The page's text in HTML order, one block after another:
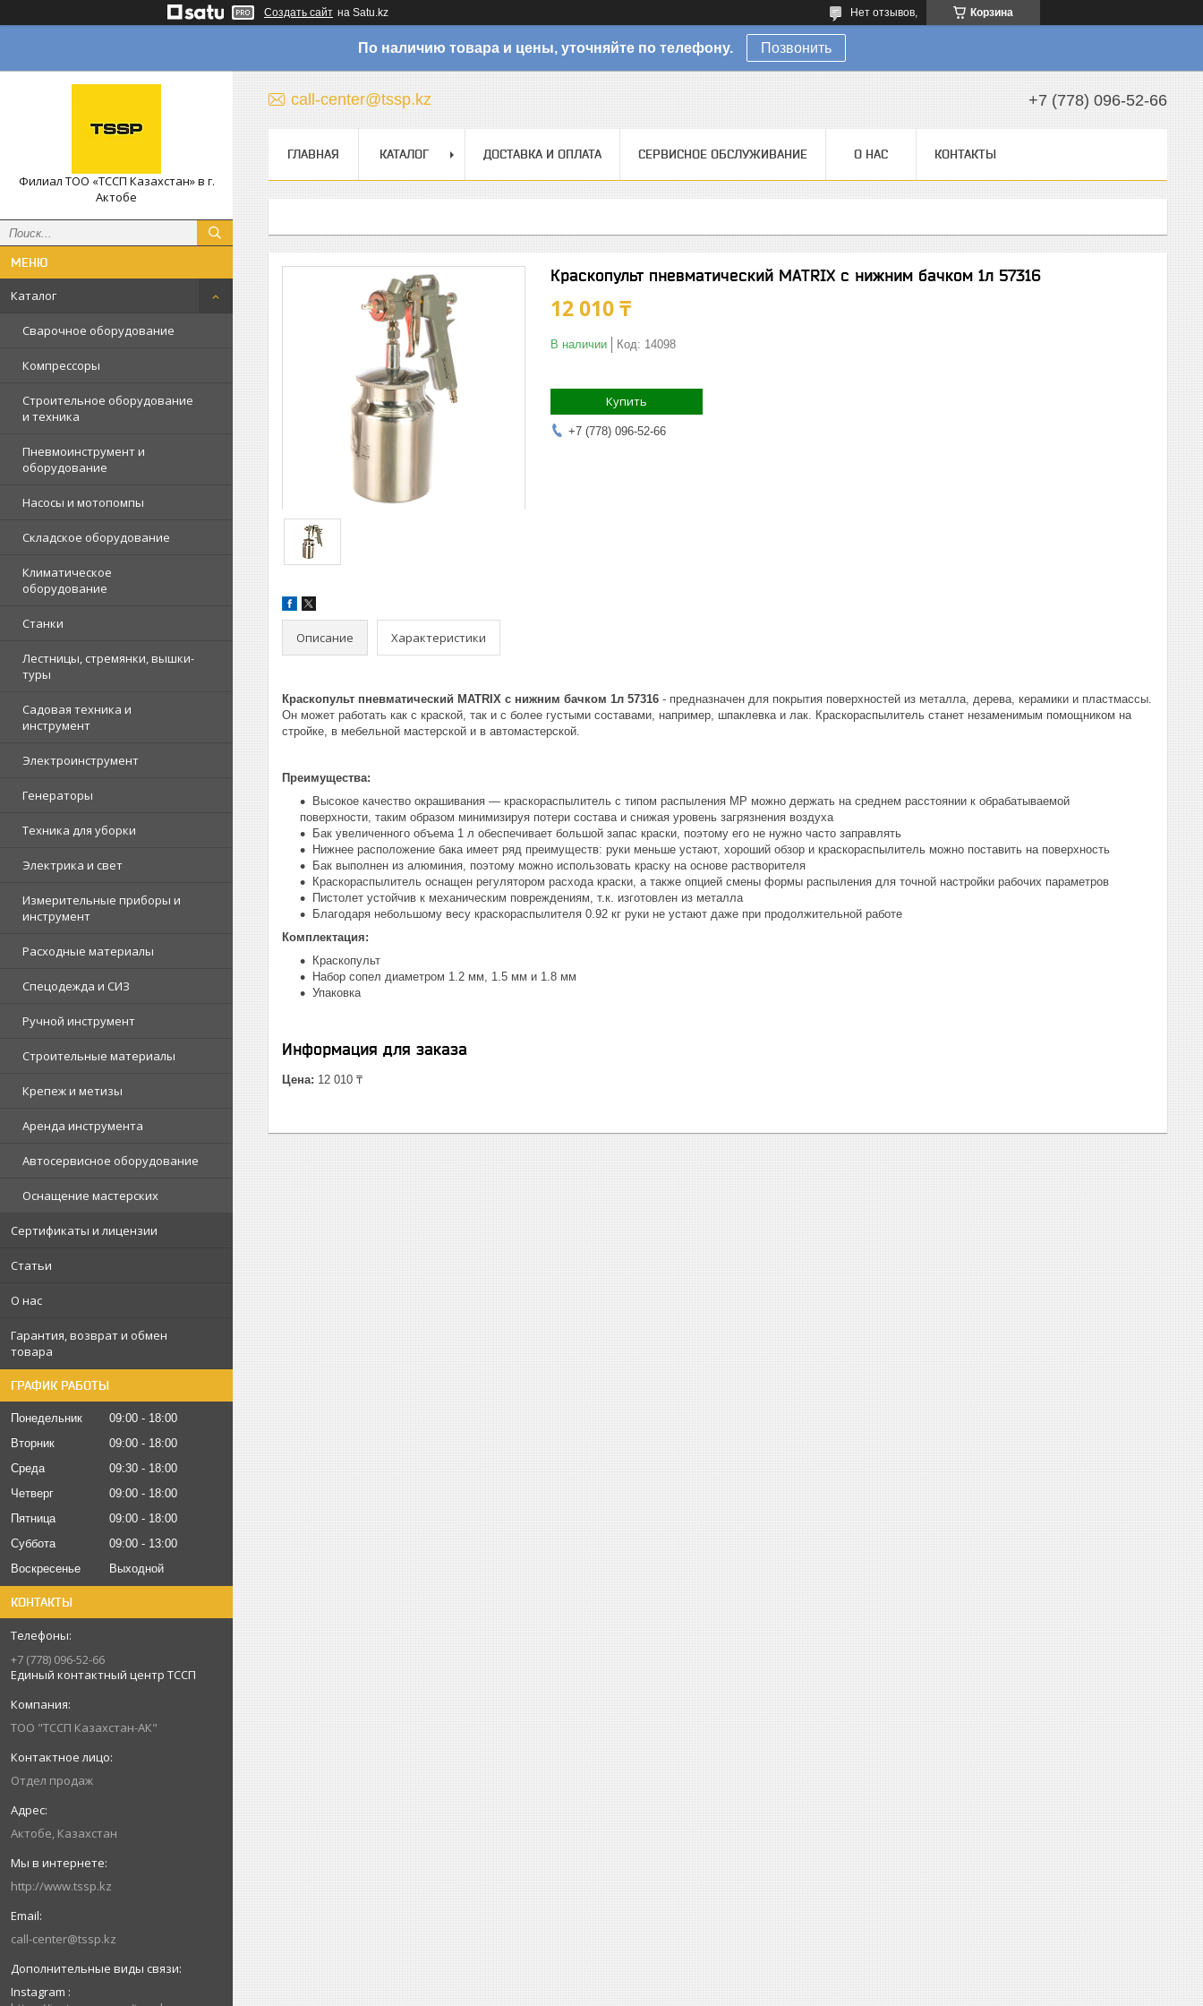
Создать сайт на Satu.kz Корзина
Нет отзывов,
По наличию товара и цены, уточняйте по телефону. Позвонить
Филиал ТОО «ТССП Казахстан» в г.
Актобе
Каталог
Сварочное оборудование
Компрессоры
Строительное оборудование
и техника
Пневмоинструмент и
оборудование
Насосы и мотопомпы
Складское оборудование
Климатическое
оборудование
Станки
Лестницы, стремянки, вышки-
туры
Садовая техника и
инструмент
Электроинструмент
Генераторы
Техника для уборки
Электрика и свет
Измерительные приборы и
инструмент
Расходные материалы
Спецодежда и СИЗ
Ручной инструмент
Строительные материалы
Крепеж и метизы
Аренда инструмента
Автосервисное оборудование
Оснащение мастерских
Сертификаты и лицензии
Статьи
О нас
Гарантия, возврат и обмен
товара
ГРАФИК РАБОТЫ
Понедельник 09:00
18:00
Вторник
09:00
18:00
Среда
09:30
18:00
Четверг
09:00
18:00
Пятница
09:00
18:00
Суббота
09:00
13:00
Воскресенье
Выходной
КОНТАКТЫ
+7 (778) 096-52-66
Единый контактный центр ТССП
ТОО "ТССП Казахстан-АК"
Отдел продаж
Актобе, Казахстан
http://www.tssp.kz
call-center@tssp.kz
Instagram
call-center@tssp.kz +7 (778) 096-52-66
ГЛАВНАЯ КАТАЛОГ ДОСТАВКА И ОПЛАТА СЕРВИСНОЕ ОБСЛУЖИВАНИЕ О НАС КОНТАКТЫ
Краскопульт пневматический MATRIX с нижним бачком 1л 57316
12 010 ₸
В наличии Код: 14098
Купить
+7 (778) 096-52-66
Описание Характеристики
Краскопульт пневматический MATRIX с нижним бачком 1л 57316 - предназначен для покрытия поверхностей из металла, дерева, керамики и пластмассы.
Он может работать как с краской, так и с более густыми составами, например, шпаклевка и лак. Краскораспылитель станет незаменимым помощником на
стройке, в мебельной мастерской и в автомастерской.
Преимущества:
Высокое качество окрашивания — краскораспылитель с типом распыления MP можно держать на среднем расстоянии к обрабатываемой
поверхности, таким образом минимизируя потери состава и снижая уровень загрязнения воздуха
Бак увеличенного объема 1 л обеспечивает большой запас краски, поэтому его не нужно часто заправлять
Нижнее расположение бака имеет ряд преимуществ: руки меньше устают, хороший обзор и краскораспылитель можно поставить на поверхность
Бак выполнен из алюминия, поэтому можно использовать краску на основе растворителя
Краскораспылитель оснащен регулятором расхода краски, а также опцией смены формы распыления для точной настройки рабочих параметров
Пистолет устойчив к механическим повреждениям, т.к. изготовлен из металла
Благодаря небольшому весу краскораспылителя 0.92 кг руки не устают даже при продолжительной работе
Комплектация:
Краскопульт
Набор сопел диаметром 1.2 мм, 1.5 мм и 1.8 мм
Упаковка
Информация для заказа
Цена: 12 010 ₸